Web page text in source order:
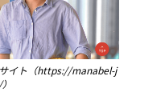
イト（https://manabel-j